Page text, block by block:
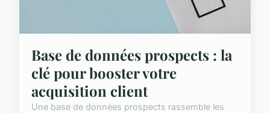
Base de données prospects : la
clé pour booster votre
acquisition client
Une base de données prospects rassemble les